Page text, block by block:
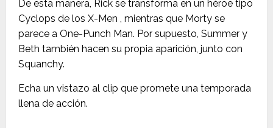
De esta manera, Rick se transforma en un héroe tipo
Cyclops de los X-Men , mientras que Morty se
parece a One-Punch Man. Por supuesto, Summer y
Beth también hacen su propia aparición, junto con
Squanchy.
Echa un vistazo al clip que promete una temporada
llena de acción.